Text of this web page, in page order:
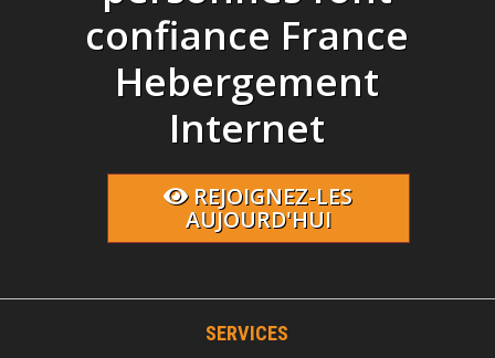
confiance France
Hebergement
Internet
REJOIGNEZ-LES
AUJOURD'HUI
SERVICES